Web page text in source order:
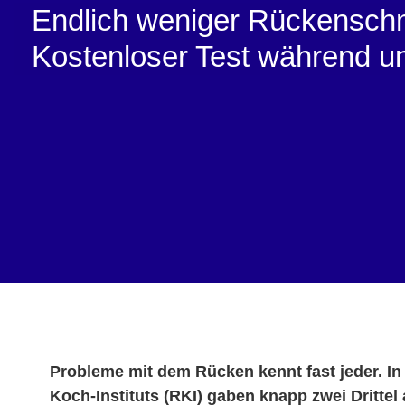
Endlich weniger
Kostenloser Test während
Probleme mit dem Rücken kennt fast jeder.
Koch-Instituts (RKI) gaben knapp zwei